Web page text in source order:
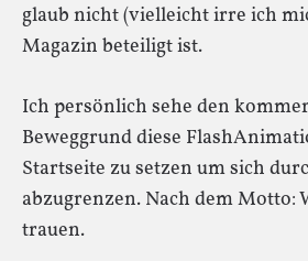
glaub nicht (vielleicht irre ich
Magazin beteiligt ist.
Ich persönlich sehe den
Beweggrund diese
Startseite zu setzen um sich
abzugrenzen. Nach dem Motto:
trauen.